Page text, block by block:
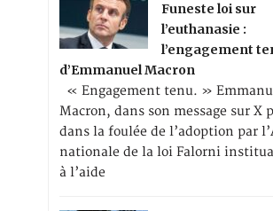
Funeste loi sur
l’euthanasie :
l’engagement
d’Emmanuel Macron
« Engagement tenu. »
Macron, dans son message sur X
dans la foulée de l’adoption par
nationale de la loi Falorni
à l’aide